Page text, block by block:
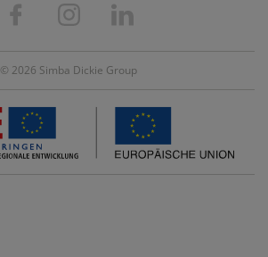
© 2026 Simba Dickie Group